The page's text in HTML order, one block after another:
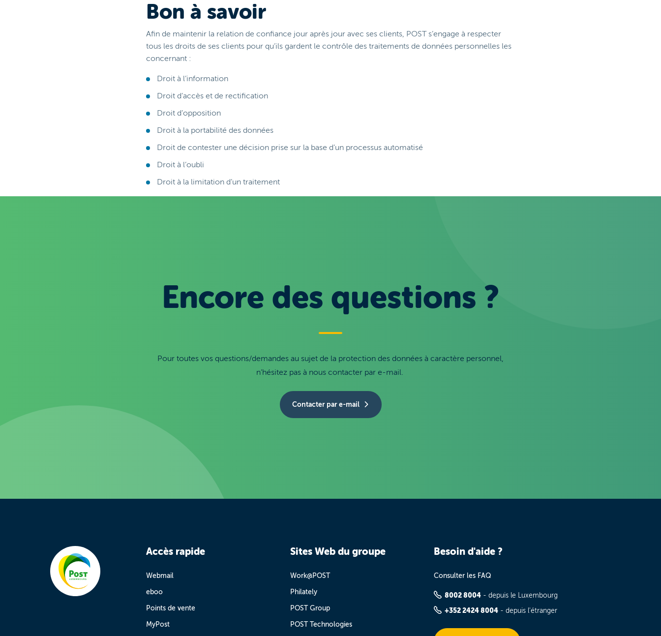
Bon à savoir
Afin de maintenir la relation de confiance jour après jour avec ses clients, POST s’engage à respecter
tous les droits de ses clients pour qu’ils gardent le contrôle des traitements de données personnelles les
concernant :
Droit à l’information
Droit d’accès et de rectification
Droit d’opposition
Droit à la portabilité des données
Droit de contester une décision prise sur la base d’un processus automatisé
Droit à l’oubli
Droit à la limitation d’un traitement
Encore des questions ?
Pour toutes vos questions/demandes au sujet de la protection des données à caractère personnel,
n’hésitez pas à nous contacter par e-mail.
Contacter par e-mail
Accès rapide
Webmail
eboo
Points de vente
MyPost
Sites Web du groupe
Work@POST
Philately
POST Group
POST Technologies
Besoin d'aide ?
Consulter les FAQ
8002 8004 - depuis le Luxembourg
+352 2424 8004 - depuis l'étranger